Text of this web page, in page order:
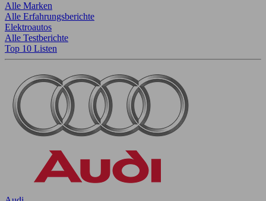
Alle Marken
Alle Erfahrungsberichte
Elektroautos
Alle Testberichte
Top 10 Listen